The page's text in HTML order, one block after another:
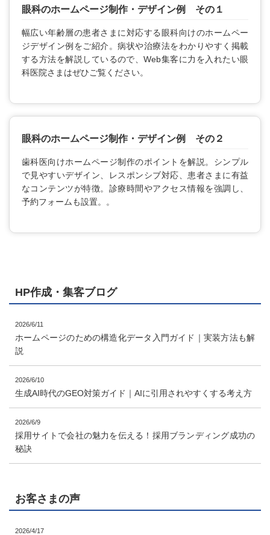
眼科のホームページ制作・デザイン例 その１
幅広い年齢層の患者さまに対応する眼科向けのホームペー
ジデザイン例をご紹介。病状や治療法をわかりやすく掲載
する方法を解説しているので、Web集客に力を入れたい眼
科医院さまはぜひご覧ください。
眼科のホームページ制作・デザイン例 その２
歯科医向けホームページ制作のポイントを解説。シンプル
で見やすいデザイン、レスポンシブ対応、患者さまに有益
なコンテンツが特徴。診療時間やアクセス情報を強調し、
予約フォームも設置。。
HP作成・集客ブログ
2026/6/11
ホームページのための構造化データ入門ガイド｜実装方法も解
説
2026/6/10
生成AI時代のGEO対策ガイド｜AIに引用されやすくする考え方
2026/6/9
採用サイトで会社の魅力を伝える！採用ブランディング成功の
秘訣
お客さまの声
2026/4/17